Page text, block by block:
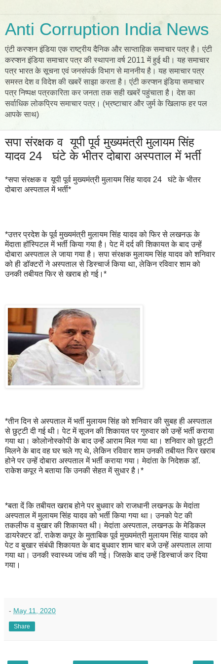
Anti Corruption India News
एंटी करप्शन इंडिया एक राष्ट्रीय दैनिक और साप्ताहिक समाचार पत्र है। एंटी
करप्शन इंडिया समाचार पत्र की स्थापना वर्ष 2011 में हुई थी। यह समाचार
पत्र भारत के सूचना एवं जनसंपर्क विभाग से माननीय है। यह समाचार पत्र
समस्त देश व विदेश की खबरें साझा करता है। एंटी करप्शन इंडिया समाचार
पत्र निष्पक्ष पत्रकारिता कर जनता तक सही खबरें पहुंचाता है। देश का
सर्वाधिक लोकप्रिय समाचार पत्र। (भ्रष्टाचार और जुर्म के खिलाफ हर पल
आपके साथ)
सपा संरक्षक व यूपी पूर्व मुख्यमंत्री मुलायम सिंह
यादव 24 घंटे के भीतर दोबारा अस्पताल में भर्ती
*सपा संरक्षक व यूपी पूर्व मुख्यमंत्री मुलायम सिंह यादव 24 घंटे के भीतर
दोबारा अस्पताल में भर्ती*
*उत्तर प्रदेश के पूर्व मुख्यमंत्री मुलायम सिंह यादव को फिर से लखनऊ के
मेंदाता हॉस्पिटल में भर्ती किया गया है। पेट में दर्द की शिकायत के बाद उन्हें
दोबारा अस्पताल ले जाया गया है। सपा संरक्षक मुलायम सिंह यादव को शनिवार
को ही डॉक्टरों ने अस्पताल से डिस्चार्ज किया था, लेकिन रविवार शाम को
उनकी तबीयत फिर से खराब हो गई।*
*तीन दिन से अस्पताल में भर्ती मुलायम सिंह को शनिवार की सुबह ही अस्पताल
से छुट्टी दी गई थी। पेट में सूजन की शिकायत पर गुरुवार को उन्हें भर्ती कराया
गया था। कोलोनोस्कोपी के बाद उन्हेंं आराम मिल गया था। शनिवार को छुट्टी
मिलने के बाद वह घर चले गए थे, लेकिन रविवार शाम उनकी तबीयत फिर खराब
होने पर उन्हें दोबारा अस्पताल में भर्ती कराया गया। मेदांता के निदेशक डॉ.
राकेश कपूर ने बताया कि उनकी सेहत में सुधार है।*
*बता दें कि तबीयत खराब होने पर बुधवार को राजधानी लखनऊ के मेदांता
अस्पताल में मुलायम सिंह यादव को भर्ती किया गया था। उनको पेट की
तकलीफ व बुखार की शिकायत थी। मेदांता अस्पताल, लखनऊ के मेडिकल
डायरेक्टर डॉ. राकेश कपूर के मुताबिक पूर्व मुख्यमंत्री मुलायम सिंह यादव को
पेट व बुखार संबंधी शिकायत के बाद बुधवार शाम चार बजे उन्हें अस्पताल लाया
गया था। उनकी स्वास्थ्य जांच की गई। जिसके बाद उन्हें डिस्चार्ज कर दिया
गया।
- May 11, 2020
Share